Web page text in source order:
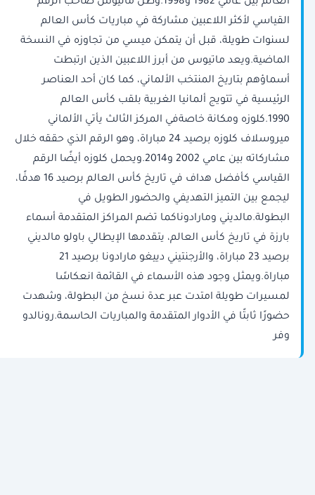
القياسي لأكثر اللاعبين مشاركة في مباريات كأس العالم
لسنوات طويلة، قبل أن يتمكن ميسي من تجاوزه في النسخة
الماضية.ويعد ماتيوس من أبرز اللاعبين الذين ارتبطت
أسماؤهم بتاريخ المنتخب الألماني، كما كان أحد العناصر
الرئيسية في تتويج ألمانيا الغربية بلقب كأس العالم
1990.كلوزه ومكانة خاصةفي المركز الثالث يأتي الألماني
ميروسلاف كلوزه برصيد 24 مباراة، وهو الرقم الذي حققه خلال
مشاركاته بين عامي 2002 و2014.ويحمل كلوزه أيضًا الرقم
القياسي كأفضل هداف في تاريخ كأس العالم برصيد 16 هدفًا،
ليجمع بين التميز التهديفي والحضور الطويل في
البطولة.مالديني ومارادوناكما تضم المراكز المتقدمة أسماء
بارزة في تاريخ كأس العالم، يتقدمها الإيطالي باولو مالديني
برصيد 23 مباراة، والأرجنتيني دييغو مارادونا برصيد 21
مباراة.ويمثل وجود هذه الأسماء في القائمة انعكاسًا
لمسيرات طويلة امتدت عبر عدة نسخ من البطولة، وشهدت
حضورًا ثابتًا في الأدوار المتقدمة والمباريات الحاسمة.رونالدو
وفر